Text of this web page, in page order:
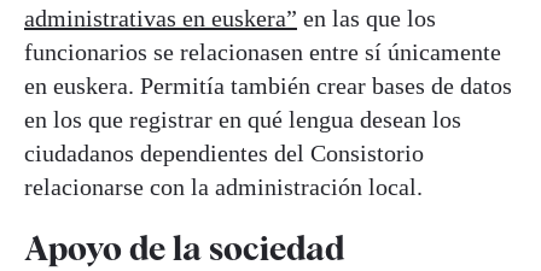
administrativas en euskera” en las que los
funcionarios se relacionasen entre sí únicamente
en euskera. Permitía también crear bases de datos
en los que registrar en qué lengua desean los
ciudadanos dependientes del Consistorio
relacionarse con la administración local.
Apoyo de la sociedad